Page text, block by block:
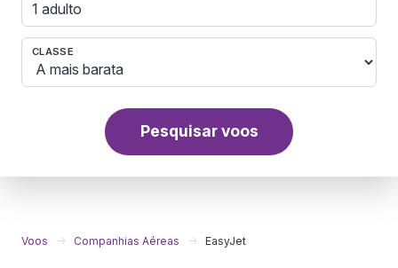
1 adulto
CLASSE
Pesquisar voos
Voos Companhias Aéreas EasyJet